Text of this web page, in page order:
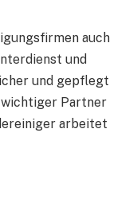
auch
und
und gepflegt
Partner
arbeitet